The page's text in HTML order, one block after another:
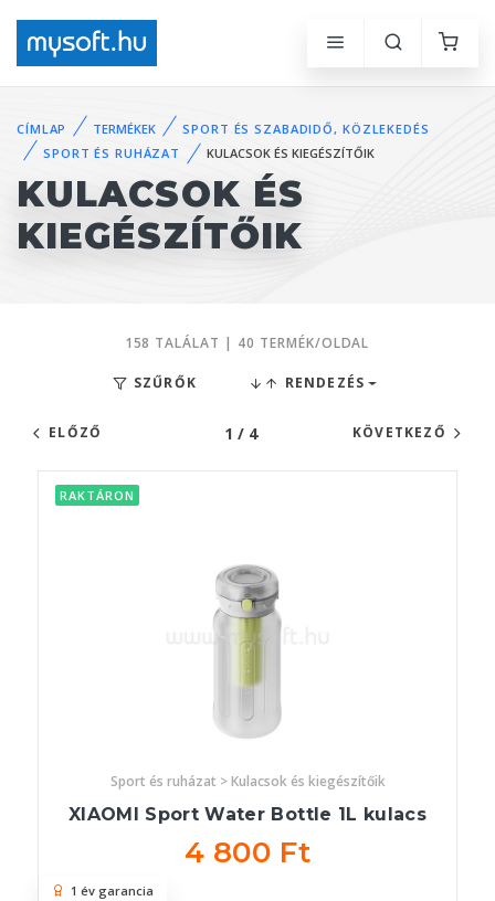
CÍMLAP TERMÉKEK
SPORT ÉS SZABADIDŐ, KÖZLEKEDÉS
SPORT ÉS RUHÁZAT
KULACSOK ÉS KIEGÉSZÍTŐIK
KULACSOK ÉS
KIEGÉSZÍTŐIK
158 TALÁLAT | 40 TERMÉK/OLDAL
SZŰRŐK RENDEZÉS
ELŐZŐ 1 / 4 KÖVETKEZŐ
RAKTÁRON
Sport és ruházat > Kulacsok és kiegészítőik
XIAOMI Sport Water Bottle 1L kulacs
4 800 Ft
1 év garancia